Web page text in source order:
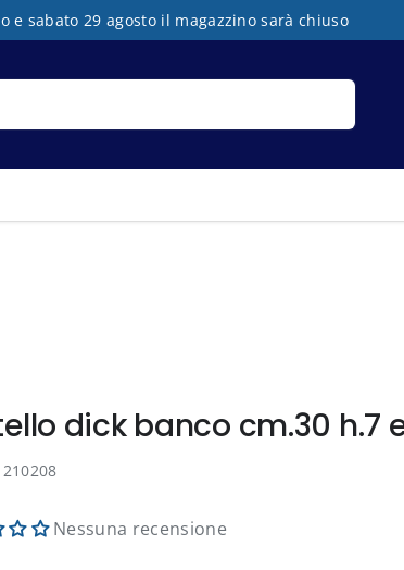
e sabato 29 agosto il magazzino sarà chiuso
dick banco cm.30 h.7
Nessuna recensione